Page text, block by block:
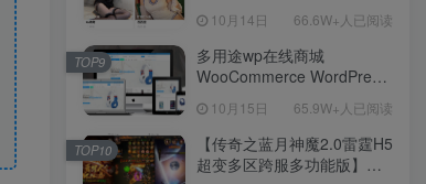
【源码+教程】
10月14日 66.6W+人已阅读
多用途wp在线商城
WooCommerce WordPress
10月15日 65.9W+人已阅读
TOP9
【传奇之蓝月神魔2.0雷霆H5
超变多区跨服多功能版】三
TOP10